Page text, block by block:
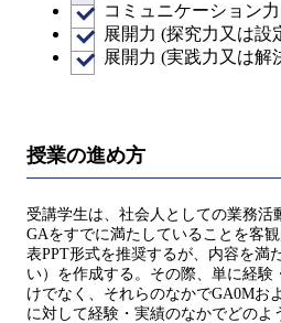
コミュニケーション力
展開力 (探究力又は設
展開力 (実践力又は解
授業の進め方
受講学生は、社会人としての業務活
GAをすでに満たしていることを客
表PPT形式を推奨するが、内容を満
い）を作成する。その際、単に経験
けでなく、それらのなかでGA0Mお
に対して経験・実績のなかでどのよ